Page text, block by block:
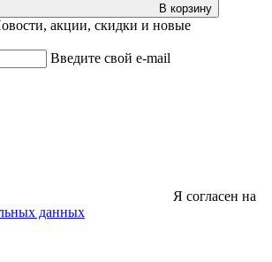
В корзину
акции, скидки и новые
Введите свой e-mail
Я согласен на
данных